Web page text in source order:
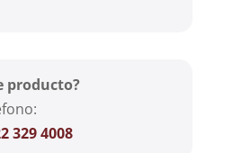
producto?
329 4008